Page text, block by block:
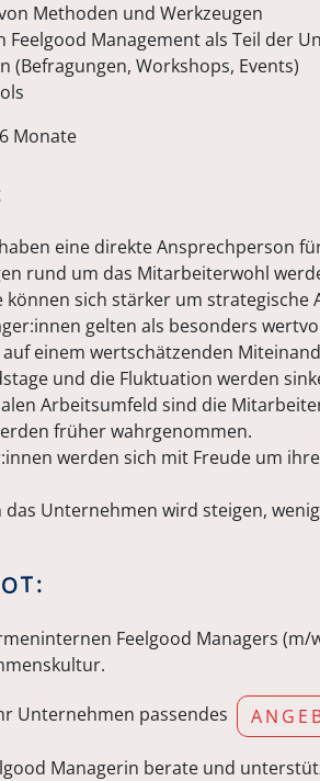
Methoden und Werkzeugen
Feelgood Management als Teil der
(Befragungen, Workshops, Events)
Monate
eine direkte Ansprechperson
rund um das Mitarbeiterwohl
können sich stärker um strategische
gelten als besonders
auf einem wertschätzenden
und die Fluktuation werden
Arbeitsumfeld sind die
früher wahrgenommen.
werden sich mit Freude um
das Unternehmen wird steigen,
Feelgood Managers
Unternehmen passendes
Managerin berate und